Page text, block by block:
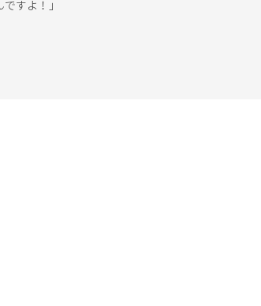
すよ！」